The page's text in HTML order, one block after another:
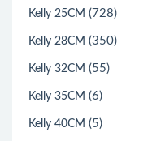
Kelly 25CM (728)
Kelly 28CM (350)
Kelly 32CM (55)
Kelly 35CM (6)
Kelly 40CM (5)